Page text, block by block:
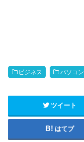
ビジネス パソコン
ツイート
はてブ